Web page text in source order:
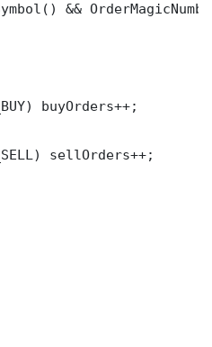
&&
buyOrders++;
sellOrders++;